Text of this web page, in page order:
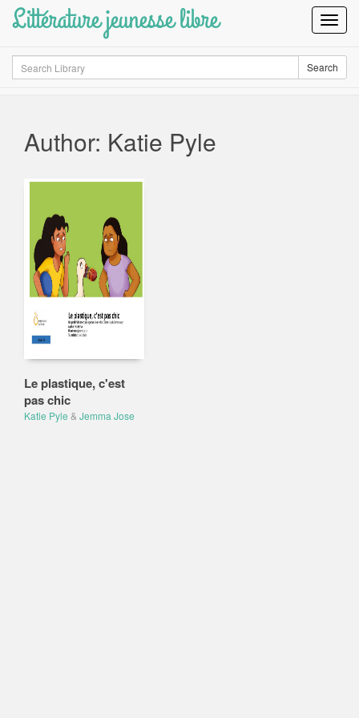
Littérature jeunesse libre
Search Search
Author: Katie Pyle
Le plastique, c'est
pas chic
Katie Pyle & Jemma Jose